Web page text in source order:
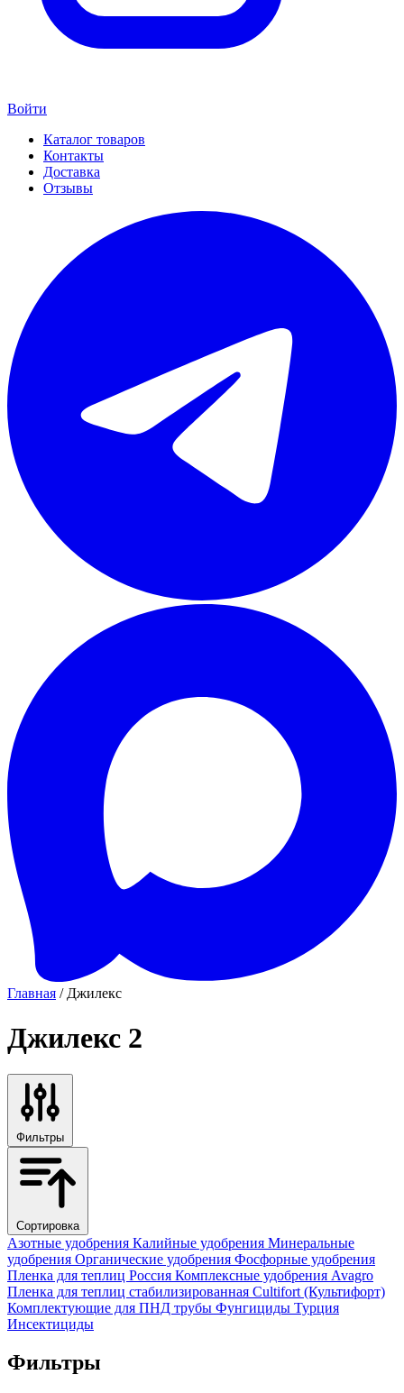
Войти
Каталог товаров
Контакты
Доставка
Отзывы
Главная / Джилекс
Джилекс 2
Фильтры
Сортировка
Азотные удобрения Калийные удобрения Минеральные
удобрения Органические удобрения Фосфорные удобрения
Пленка для теплиц Россия Комплексные удобрения Avagro
Пленка для теплиц стабилизированная Cultifort (Культифорт)
Комплектующие для ПНД трубы Фунгициды Турция
Инсектициды
Фильтры